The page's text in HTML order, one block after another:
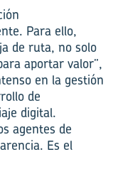
Para ello,
de ruta, no solo
aportar valor”,
en la gestión
de
digital.
agentes de
Es el